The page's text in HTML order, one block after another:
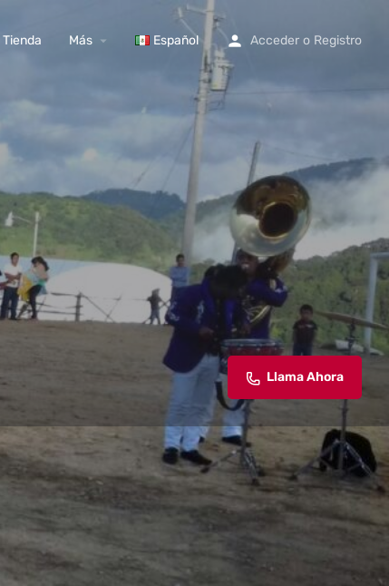
Tienda Más Español Acceder o Registro
Llama Ahora
0 Eventos
Reportar Compartir